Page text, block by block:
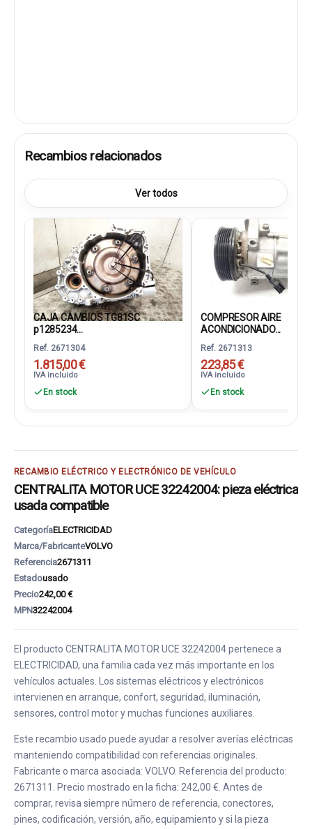
Recambios relacionados
Ver todos
CAJA CAMBIOS TG81SC
p1285234...
Ref. 2671304
1.815,00 €
IVA incluido
En stock
COMPRESOR AIRE
ACONDICIONADO...
Ref. 2671313
223,85 €
IVA incluido
En stock
RECAMBIO ELÉCTRICO Y ELECTRÓNICO DE VEHÍCULO
CENTRALITA MOTOR UCE 32242004: pieza eléctrica
usada compatible
CategoríaELECTRICIDAD
Marca/FabricanteVOLVO
Referencia2671311
Estadousado
Precio242,00 €
MPN32242004
El producto CENTRALITA MOTOR UCE 32242004 pertenece a
ELECTRICIDAD, una familia cada vez más importante en los
vehículos actuales. Los sistemas eléctricos y electrónicos
intervienen en arranque, confort, seguridad, iluminación,
sensores, control motor y muchas funciones auxiliares.
Este recambio usado puede ayudar a resolver averías eléctricas
manteniendo compatibilidad con referencias originales.
Fabricante o marca asociada: VOLVO. Referencia del producto:
2671311. Precio mostrado en la ficha: 242,00 €. Antes de
comprar, revisa siempre número de referencia, conectores,
pines, codificación, versión, año, equipamiento y si la pieza